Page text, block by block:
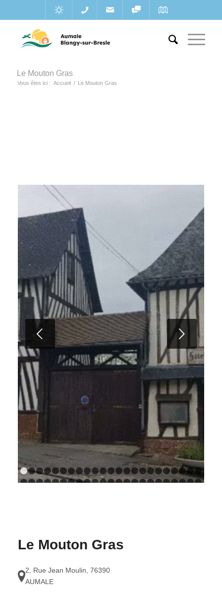
Le Mouton Gras
Vous êtes ici : Accueil / Le Mouton Gras
Suivant
1 2 3 4 5 6 7 8 10 1112 1314151617
Le Mouton Gras
2, Rue Jean Moulin 76390
AUMALE